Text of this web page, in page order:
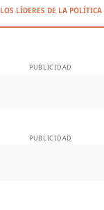
LOS LÍDERES DE LA POLÍTICA
PUBLICIDAD
PUBLICIDAD